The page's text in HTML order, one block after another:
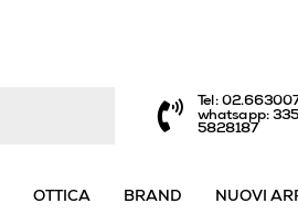
Tel:
whatsapp: 335
5828187
OTTICA BRAND NUOVI